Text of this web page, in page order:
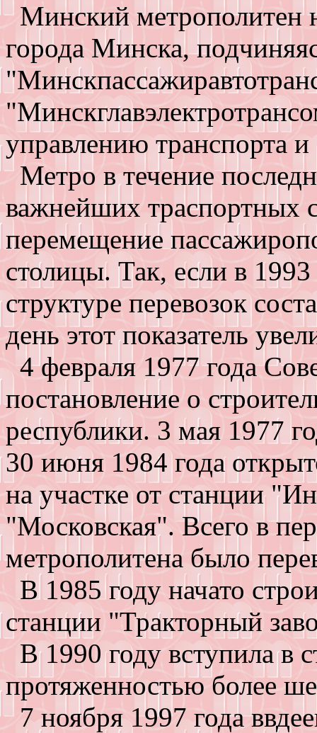
Минский метрополитен
города Минска,
управлению транспорта
Метро в течение
важнейших траспортных
перемещение
столицы. Так, если в
структуре перевозок
день этот показатель
4 февраля 1977 года
постановление о
республики. 3 мая 1977
30 июня 1984 года
на участке от станции
"Московская". Всего в
метрополитена было
В 1985 году начато
станции "Тракторный
В 1990 году вступила в
протяженностью более
7 ноября 1997 года